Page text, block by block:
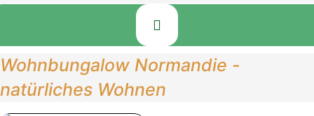
Wohnbungalow Normandie -
natürliches Wohnen